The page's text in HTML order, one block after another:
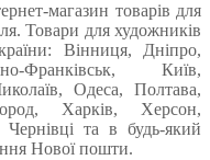
магазин товарів для
Товари для художників
Вінниця, Дніпро,
Франківськ, Київ,
Одеса, Полтава,
Харків, Херсон,
та в будь-який
Нової пошти.